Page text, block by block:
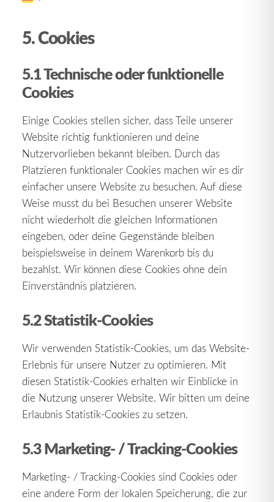
5. Cookies
5.1 Technische oder funktionelle
Cookies
Einige Cookies stellen sicher, dass Teile unserer
Website richtig funktionieren und deine
Nutzervorlieben bekannt bleiben. Durch das
Platzieren funktionaler Cookies machen wir es dir
einfacher unsere Website zu besuchen. Auf diese
Weise musst du bei Besuchen unserer Website
nicht wiederholt die gleichen Informationen
eingeben, oder deine Gegenstände bleiben
beispielsweise in deinem Warenkorb bis du
bezahlst. Wir können diese Cookies ohne dein
Einverständnis platzieren.
5.2 Statistik-Cookies
Wir verwenden Statistik-Cookies, um das Website-
Erlebnis für unsere Nutzer zu optimieren. Mit
diesen Statistik-Cookies erhalten wir Einblicke in
die Nutzung unserer Website. Wir bitten um deine
Erlaubnis Statistik-Cookies zu setzen.
5.3 Marketing- / Tracking-Cookies
Marketing- / Tracking-Cookies sind Cookies oder
eine andere Form der lokalen Speicherung, die zur